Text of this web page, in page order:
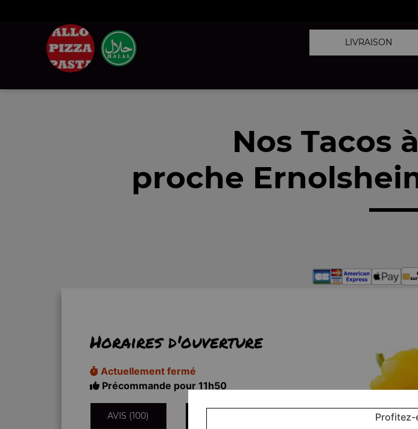
LIVRAISON
Nos Tacos
proche
Horaires d'ouverture
Actuellement fermé
Précommande pour 11h50
AVIS (100) Profitez-